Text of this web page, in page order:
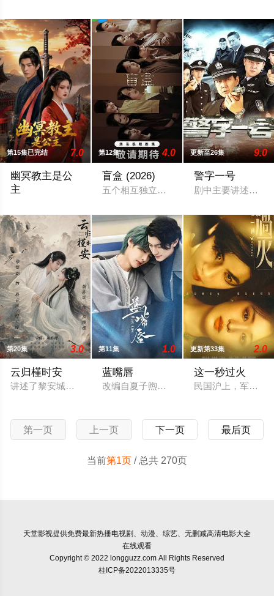
第15集已完结 7.0
幽冥教主是公
主
第12集 4.0
盲盒 (2026)
五个相互独立，又彼此呼应的故事——用
更新至26集 9.0
警字一号
剧中主要讲述了以
第20集 3.0
云归槿时安
讲述了黎安城大郡主棠溪槿与烈云峥之间曲折动人的情感，以及
第11集 1.0
蓝嘴唇
改编自夏子煦的小说《蓝嘴唇》。
更新第33集 2.0
这一秒过火
民国沪上，军阀幼
第一页 上一页 下一页 最后页
当前第1页 / 总共 270页
天堂影视提供免费最新热播电视剧、动漫、综艺、无删减高清电影大全
在线观看
Copyright © 2022 longguzz.com All Rights Reserved
桂ICP备2022013335号